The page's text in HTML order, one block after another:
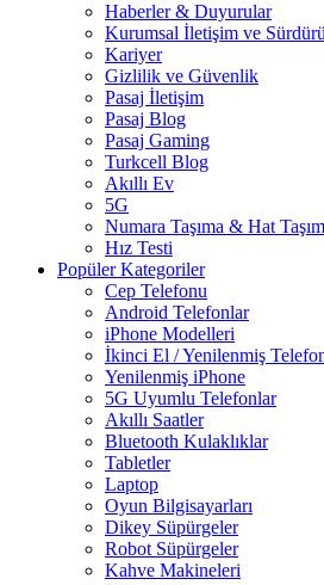
Haberler & Duyurular
Kurumsal İletişim ve
Kariyer
Gizlilik ve Güvenlik
Pasaj İletişim
Pasaj Blog
Pasaj Gaming
Turkcell Blog
Akıllı Ev
5G
Numara Taşıma & Hat
Hız Testi
Popüler Kategoriler
Cep Telefonu
Android Telefonlar
iPhone Modelleri
İkinci El / Yenilenmiş
Yenilenmiş iPhone
5G Uyumlu Telefonlar
Akıllı Saatler
Bluetooth Kulaklıklar
Tabletler
Laptop
Oyun Bilgisayarları
Dikey Süpürgeler
Robot Süpürgeler
Kahve Makineleri